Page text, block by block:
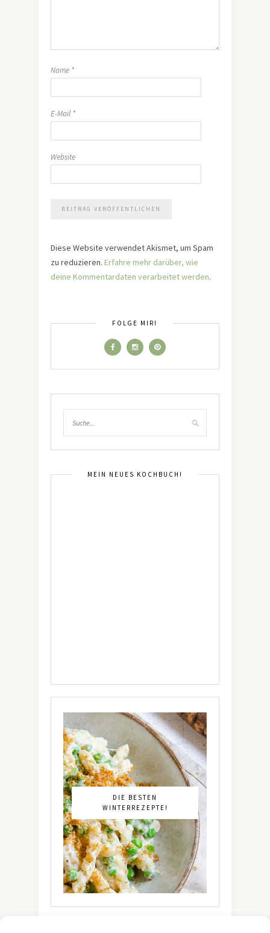
Name *
E-Mail *
Website
Diese Website verwendet Akismet, um Spam
zu reduzieren. Erfahre mehr darüber, wie
deine Kommentardaten verarbeitet werden.
FOLGE MIR!
MEIN NEUES KOCHBUCH!
DIE BESTEN
WINTERREZEPTE!